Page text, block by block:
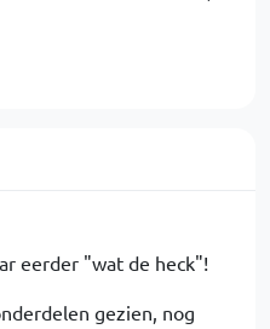
eerder "wat de heck"!
gezien, nog